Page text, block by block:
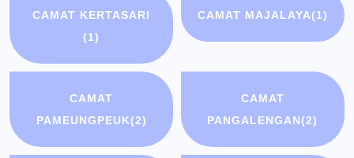
CAMAT KERTASARI
(1)
CAMAT MAJALAYA(1)
CAMAT
PAMEUNGPEUK(2)
CAMAT
PANGALENGAN(2)